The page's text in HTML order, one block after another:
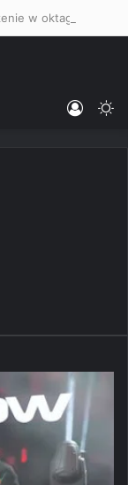
Log In